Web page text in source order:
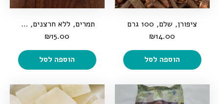
ציפורן, שלם, 100 גרם
₪14.00
הוספה לסל
תמרים, ללא חרצנים, 500 גרם
₪15.00
הוספה לסל